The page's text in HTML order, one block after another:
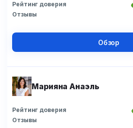
Рейтинг доверия
Отзывы
Обзор
Марияна Анаэль
Рейтинг доверия
Отзывы